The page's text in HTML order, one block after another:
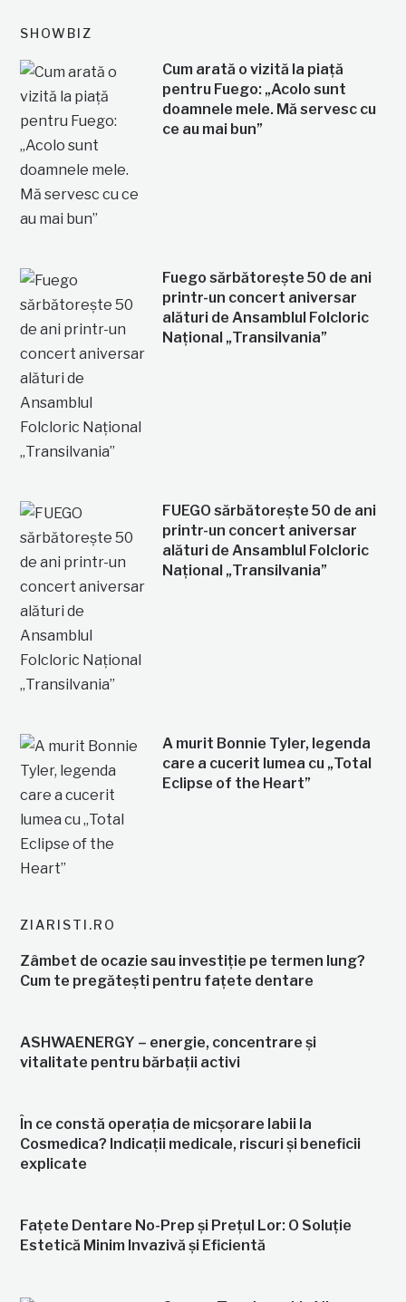
SHOWBIZ
Cum arată o vizită la piață
pentru Fuego: „Acolo sunt
doamnele mele. Mă servesc cu
ce au mai bun”
Fuego sărbătorește 50 de ani
printr-un concert aniversar
alături de Ansamblul Folcloric
Național „Transilvania”
FUEGO sărbătorește 50 de ani
printr-un concert aniversar
alături de Ansamblul Folcloric
Național „Transilvania”
A murit Bonnie Tyler, legenda
care a cucerit lumea cu „Total
Eclipse of the Heart”
ZIARISTI.RO
Zâmbet de ocazie sau investiție pe termen lung?
Cum te pregătești pentru fațete dentare
ASHWAENERGY – energie, concentrare și
vitalitate pentru bărbații activi
În ce constă operația de micșorare labii la
Cosmedica? Indicații medicale, riscuri și beneficii
explicate
Fațete Dentare No-Prep și Prețul Lor: O Soluție
Estetică Minim Invazivă și Eficientă